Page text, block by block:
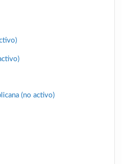
(no activo)